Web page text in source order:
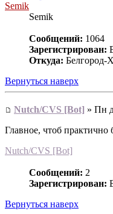
Semik
Semik
Сообщений: 1064
Зарегистрирован:
Откуда: Белгород-
Вернуться наверх
Nutch/CVS [Bot] » Пн
Главное, чтоб практично
Nutch/CVS [Bot]
Сообщений: 2
Зарегистрирован:
Вернуться наверх